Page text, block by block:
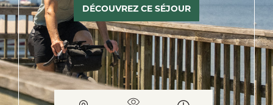
DÉCOUVREZ CE SÉJOUR